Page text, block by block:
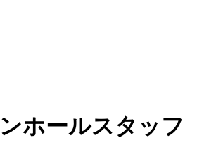
ホールスタッフ